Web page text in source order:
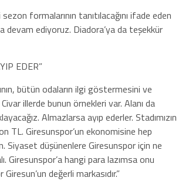
formalarının tanıtılacağını ifade eden
devam ediyoruz. Diadora’ya da teşekkür
EDER”
bütün odaların ilgi göstermesini ve
illerde bunun örnekleri var. Alanı da
Almazlarsa ayıp ederler. Stadımızın
TL. Giresunspor’un ekonomisine hep
Siyaset düşünenlere Giresunspor için ne
Giresunspor’a hangi para lazımsa onu
değerli markasıdır.”